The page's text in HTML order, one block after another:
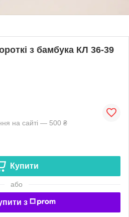
з бамбука КЛ 36-39
на сайті — 500 ₴
Купити
або
з